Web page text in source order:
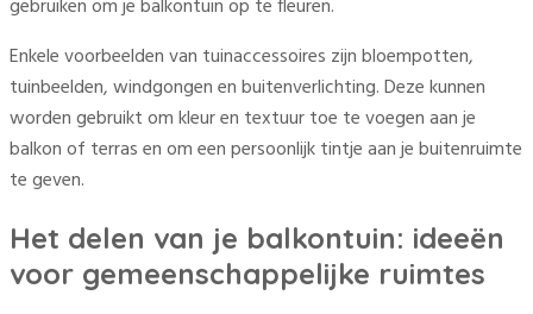
gebruiken om je balkontuin op te fleuren.
Enkele voorbeelden van tuinaccessoires zijn bloempotten,
tuinbeelden, windgongen en buitenverlichting. Deze kunnen
worden gebruikt om kleur en textuur toe te voegen aan je
balkon of terras en om een persoonlijk tintje aan je buitenruimte
te geven.
Het delen van je balkontuin: ideeën
voor gemeenschappelijke ruimtes